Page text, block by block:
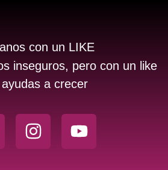
con un LIKE
inseguros, pero con un like
a crecer